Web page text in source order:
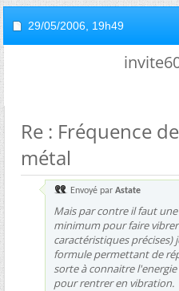
29/05/2006, 19h49
Re : Fréquence
métal
Envoyé par Astate
Mais par contre il faut
minimum pour faire
caractéristiques
formule permettant de
sorte à connaitre
pour rentrer en vibration.